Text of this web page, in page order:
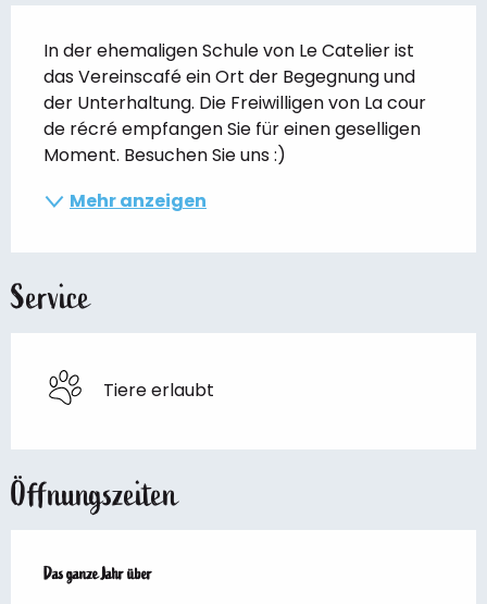
In der ehemaligen Schule von Le Catelier ist
das Vereinscafé ein Ort der Begegnung und
der Unterhaltung. Die Freiwilligen von La cour
de récré empfangen Sie für einen geselligen
Moment. Besuchen Sie uns :)
Mehr anzeigen
Service
Tiere erlaubt
Öffnungszeiten
Das ganze Jahr über
Das ganze Jahr über